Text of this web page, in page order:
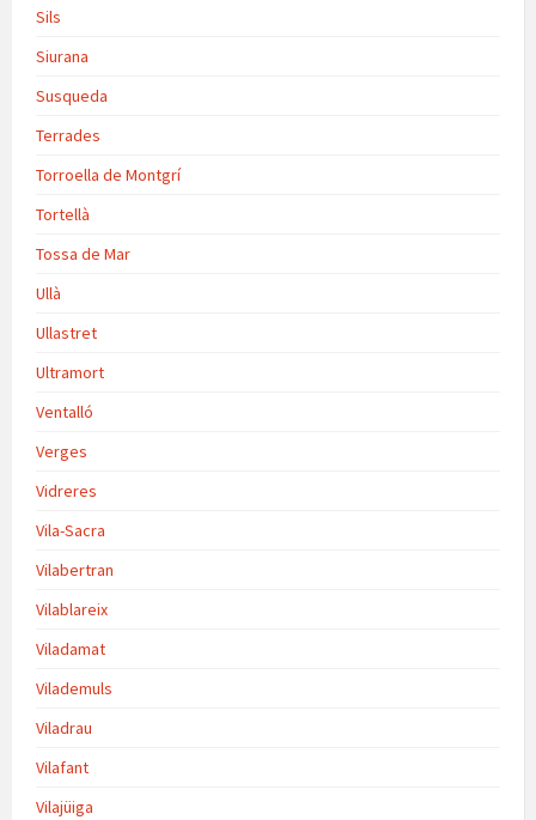
Sils
Siurana
Susqueda
Terrades
Torroella de Montgrí
Tortellà
Tossa de Mar
Ullà
Ullastret
Ultramort
Ventalló
Verges
Vidreres
Vila-Sacra
Vilabertran
Vilablareix
Viladamat
Vilademuls
Viladrau
Vilafant
Vilajüiga